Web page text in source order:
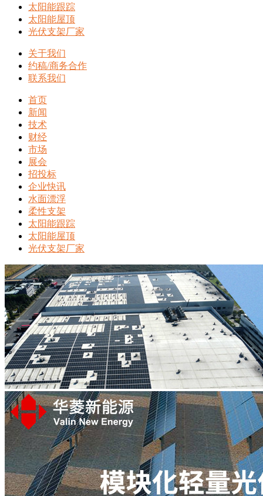
太阳能跟踪
太阳能屋顶
光伏支架厂家
关于我们
约稿/商务合作
联系我们
首页
新闻
技术
财经
市场
展会
招投标
企业快讯
水面漂浮
柔性支架
太阳能跟踪
太阳能屋顶
光伏支架厂家